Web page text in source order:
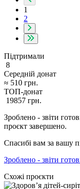
1
2
Підтримали
8
Середній донат
≈ 510 грн.
ТОП-донат
19857 грн.
Зроблено - звіти
проєкт завершено.
Спасибі вам за вашу
Зроблено - звіти
Схожі проєкти